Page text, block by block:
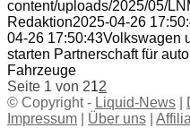
content/uploads/2025/05/
Redaktion2025-04-26
04-26 17:50:43Volkswagen
starten Partnerschaft für
Fahrzeuge
Seite 1 von 212
© Copyright - Liquid-News
Impressum
Über uns